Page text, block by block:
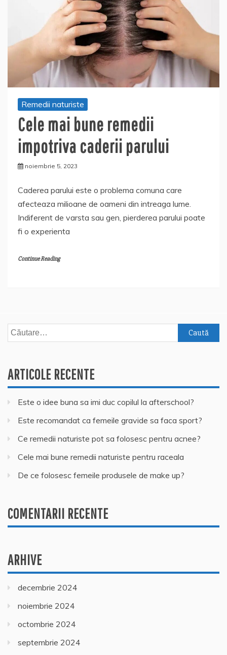
Remedii naturiste
Cele mai bune remedii
impotriva caderii parului
noiembrie 5, 2023
Caderea parului este o problema comuna care
afecteaza milioane de oameni din intreaga lume.
Indiferent de varsta sau gen, pierderea parului poate
fi o experienta
Continue Reading
Caută
după:
ARTICOLE RECENTE
Este o idee buna sa imi duc copilul la afterschool?
Este recomandat ca femeile gravide sa faca sport?
Ce remedii naturiste pot sa folosesc pentru acnee?
Cele mai bune remedii naturiste pentru raceala
De ce folosesc femeile produsele de make up?
COMENTARII RECENTE
ARHIVE
decembrie 2024
noiembrie 2024
octombrie 2024
septembrie 2024